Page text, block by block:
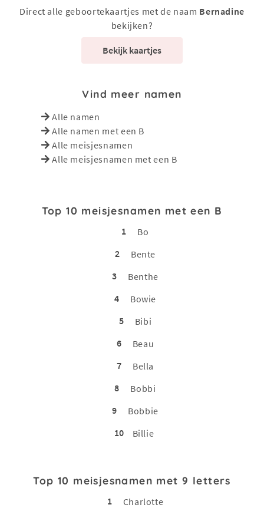
Direct alle geboortekaartjes met de naam Bernadine
bekijken?
Bekijk kaartjes
Vind meer namen
Alle namen
Alle namen met een B
Alle meisjesnamen
Alle meisjesnamen met een B
Top 10 meisjesnamen met een B
1
Bo
2
Bente
3
Benthe
4
Bowie
5
Bibi
6
Beau
7
Bella
8
Bobbi
9
Bobbie
10
Billie
Top 10 meisjesnamen met 9 letters
1
Charlotte